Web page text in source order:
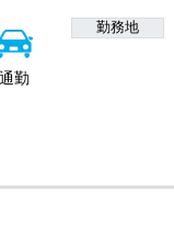
通勤
勤務地